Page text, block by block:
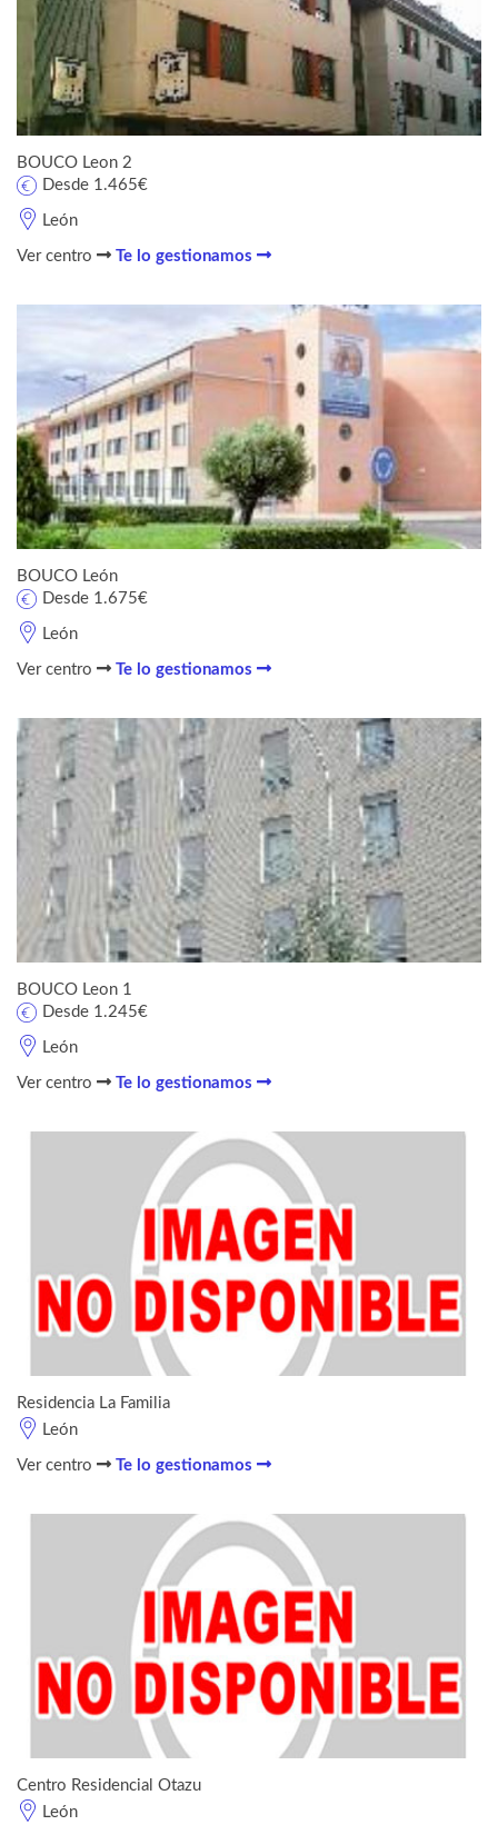
BOUCO Leon 2
León
Desde 1.465€
Ver centro Te lo gestionamos
BOUCO León
León
Desde 1.675€
Ver centro Te lo gestionamos
BOUCO Leon 1
León
Desde 1.245€
Ver centro Te lo gestionamos
Residencia La Familia
León
Ver centro Te lo gestionamos
Centro Residencial Otazu
León